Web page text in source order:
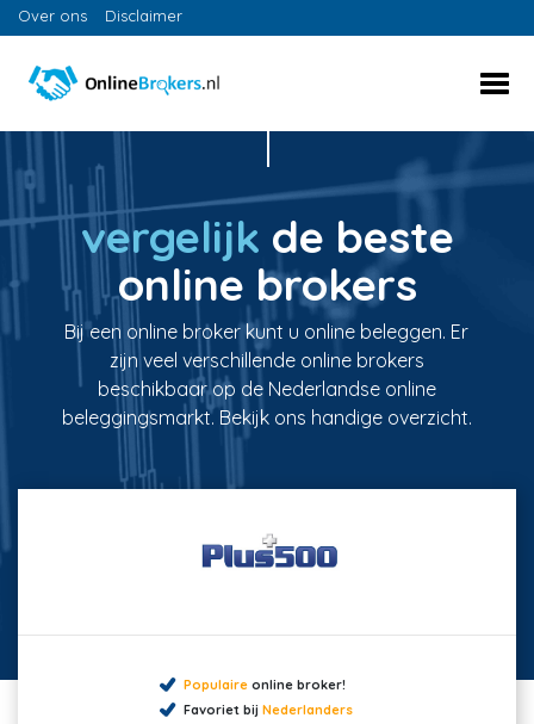
Over ons Disclaimer
vergelijk de beste
online brokers
Bij een online broker kunt u online beleggen. Er
zijn veel verschillende online brokers
beschikbaar op de Nederlandse online
beleggingsmarkt. Bekijk ons handige overzicht.
Populaireonline broker!
Favoriet bij Nederlanders